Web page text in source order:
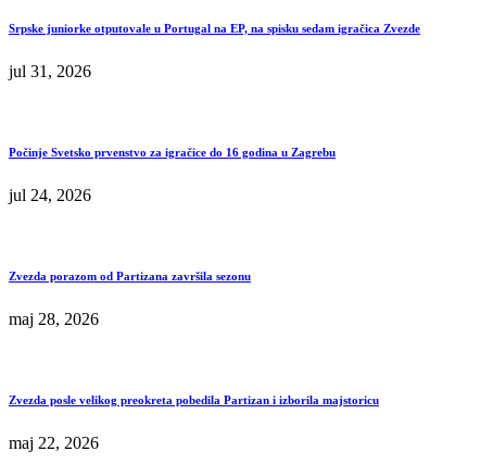
Srpske juniorke otputovale u Portugal na EP, na spisku sedam igračica Zvezde
jul 31, 2026
Počinje Svetsko prvenstvo za igračice do 16 godina u Zagrebu
jul 24, 2026
Zvezda porazom od Partizana završila sezonu
maj 28, 2026
Zvezda posle velikog preokreta pobedila Partizan i izborila majstoricu
maj 22, 2026